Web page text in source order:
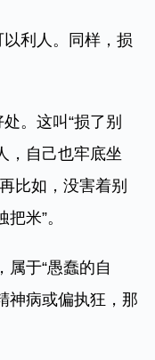
利人。同样，损
。这叫“损了别
，自己也牢底坐
比如，没害着别
米”。
属于“愚蠢的自
神病或偏执狂，那